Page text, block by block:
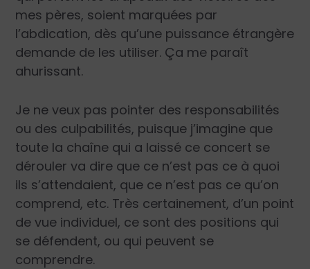
mes pères, soient marquées par
l’abdication, dès qu’une puissance étrangère
demande de les utiliser. Ça me paraît
ahurissant.
Je ne veux pas pointer des responsabilités
ou des culpabilités, puisque j’imagine que
toute la chaîne qui a laissé ce concert se
dérouler va dire que ce n’est pas ce à quoi
ils s’attendaient, que ce n’est pas ce qu’on
comprend, etc. Très certainement, d’un point
de vue individuel, ce sont des positions qui
se défendent, ou qui peuvent se
comprendre.